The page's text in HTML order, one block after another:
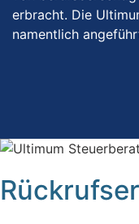
erbracht. Die
namentlich